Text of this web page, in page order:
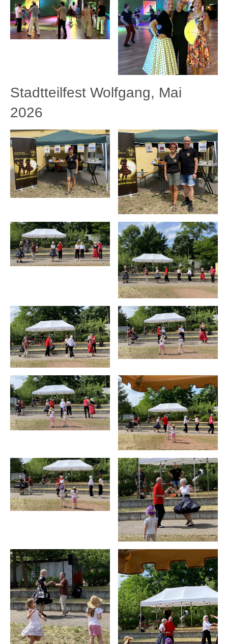
Stadtteilfest Wolfgang, Mai
2026